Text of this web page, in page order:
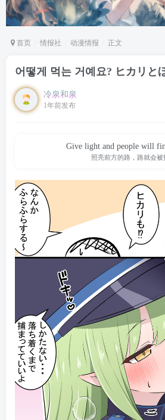
首页 情报社 动漫情报 正文
어떻게 먹는 거예요? ヒカリと
冷泉和泉
1年前发布
Give light and people will
照亮前方的路，路就会被